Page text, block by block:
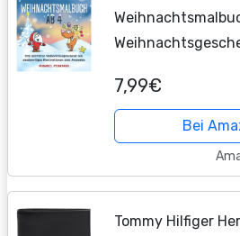
7,99€
Bei
Tommy Hilfiger